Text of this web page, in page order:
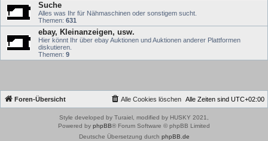
Suche
Alles was Ihr für Nähmaschinen oder sonstigem sucht.
Themen: 631
ebay, Kleinanzeigen, usw.
Hier könnt Ihr über ebay Auktionen und Auktionen anderer Plattformen
diskutieren.
Themen: 9
Foren-Übersicht Alle Zeiten sind UTC+02:00
Alle Cookies löschen
Style developed by Turaiel, modified by HUSKY 2021,
Powered by phpBB® Forum Software © phpBB Limited
Deutsche Übersetzung durch phpBB.de